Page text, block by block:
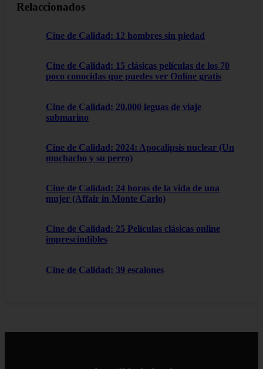
Relaccionados
Cine de Calidad: 12 hombres sin piedad
Cine de Calidad: 15 clásicas películas de los 70
poco conocidas que puedes ver Online gratis
Cine de Calidad: 20.000 leguas de viaje
submarino
Cine de Calidad: 2024: Apocalipsis nuclear (Un
muchacho y su perro)
Cine de Calidad: 24 horas de la vida de una
mujer (Affair in Monte Carlo)
Cine de Calidad: 25 Películas clásicas online
imprescindibles
Cine de Calidad: 39 escalones